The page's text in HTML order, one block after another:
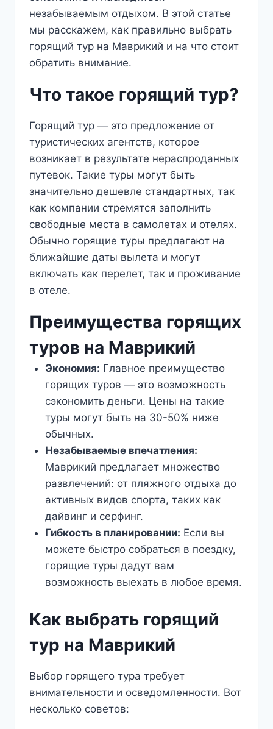
незабываемым отдыхом. В этой статье
мы расскажем, как правильно выбрать
горящий тур на Маврикий и на что стоит
обратить внимание.
Что такое горящий тур?
Горящий тур — это предложение от
туристических агентств, которое
возникает в результате нераспроданных
путевок. Такие туры могут быть
значительно дешевле стандартных, так
как компании стремятся заполнить
свободные места в самолетах и отелях.
Обычно горящие туры предлагают на
ближайшие даты вылета и могут
включать как перелет, так и проживание
в отеле.
Преимущества горящих
туров на Маврикий
Экономия: Главное преимущество
горящих туров — это возможность
сэкономить деньги. Цены на такие
туры могут быть на 30-50% ниже
обычных.
Незабываемые впечатления:
Маврикий предлагает множество
развлечений: от пляжного отдыха до
активных видов спорта, таких как
дайвинг и серфинг.
Гибкость в планировании: Если вы
можете быстро собраться в поездку,
горящие туры дадут вам
возможность выехать в любое время.
Как выбрать горящий
тур на Маврикий
Выбор горящего тура требует
внимательности и осведомленности. Вот
несколько советов: